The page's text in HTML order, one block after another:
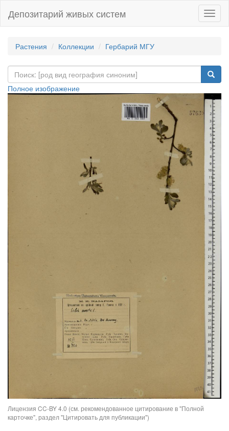
Депозитарий живых систем
Растения Коллекции Гербарий МГУ
Полное изображение
Лицензия CC-BY 4.0 (см. рекомендованное цитирование в "Полной
карточке", раздел "Цитировать для публикации")